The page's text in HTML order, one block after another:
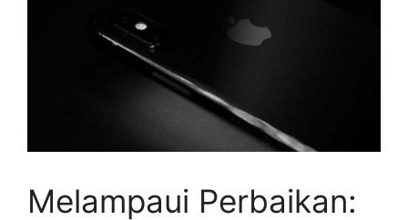
Melampaui Perbaikan: